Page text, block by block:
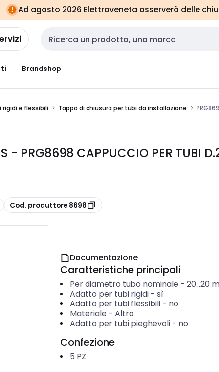
Ad agosto 2026 Elettroveneta osserverà delle
Cerca input
Brandshop
rigidi e flessibili Tappo di chiusura per tubi da installazione
- PRG8698 CAPPUCCIO PER TUBI
copia
Cod. produttore 8698
Documentazione
Caratteristiche principali
Per diametro tubo nominale - 20...20
Adatto per tubi rigidi- sì
Adatto per tubi flessibili- no
Materiale - Altro
Adatto per tubi pieghevoli- no
Confezione
5 PZ